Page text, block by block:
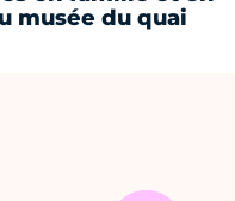
musée du quai